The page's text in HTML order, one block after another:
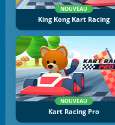
NOUVEAU
King Kong Kart Racing
NOUVEAU
Kart Racing Pro